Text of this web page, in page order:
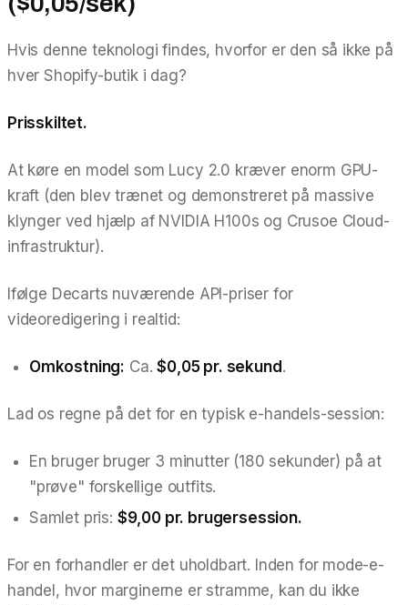
Hvis denne teknologi findes, hvorfor er den så ikke på
hver Shopify-butik i dag?
Prisskiltet.
At køre en model som Lucy 2.0 kræver enorm GPU-
kraft (den blev trænet og demonstreret på massive
klynger ved hjælp af NVIDIA H100s og Crusoe Cloud-
infrastruktur).
Ifølge Decarts nuværende API-priser for
videoredigering i realtid:
Omkostning: Ca.$0,05 pr. sekund.
Lad os regne på det for en typisk e-handels-session:
En bruger bruger 3 minutter (180 sekunder) på at
"prøve" forskellige outfits.
Samlet pris: $9,00 pr. brugersession.
For en forhandler er det uholdbart. Inden for mode-e-
handel, hvor marginerne er stramme, kan du ikke